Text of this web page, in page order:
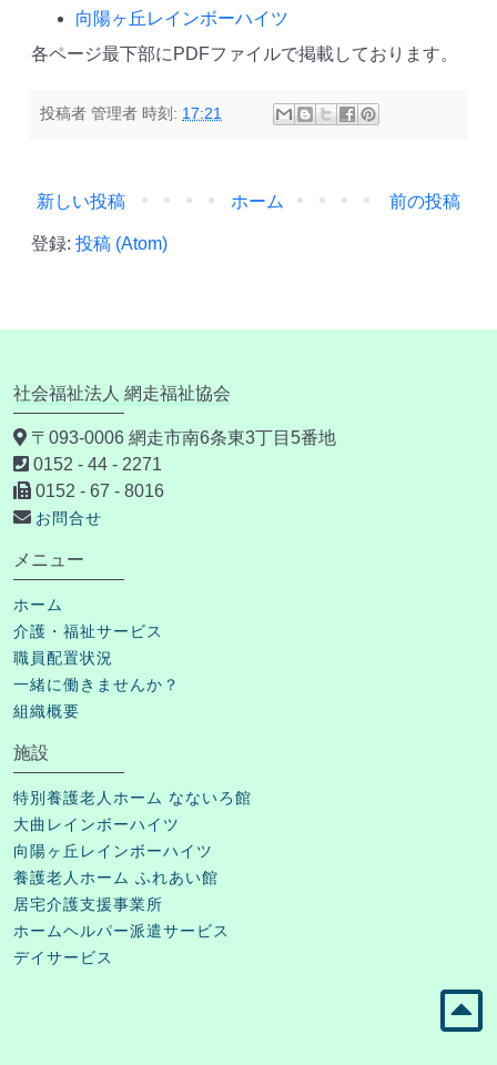
向陽ヶ丘レインボーハイツ
各ページ最下部にPDFファイルで掲載しております。
投稿者 管理者 時刻: 17:21
新しい投稿 前の投稿
ホーム
登録: 投稿 (Atom)
社会福祉法人 網走福祉協会
〒093-0006 網走市南6条東3丁目5番地
0152 - 44 - 2271
0152 - 67 - 8016
お問合せ
メニュー
ホーム
介護・福祉サービス
職員配置状況
一緒に働きませんか？
組織概要
施設
特別養護老人ホーム なないろ館
大曲レインボーハイツ
向陽ヶ丘レインボーハイツ
養護老人ホーム ふれあい館
居宅介護支援事業所
ホームヘルパー派遣サービス
デイサービス